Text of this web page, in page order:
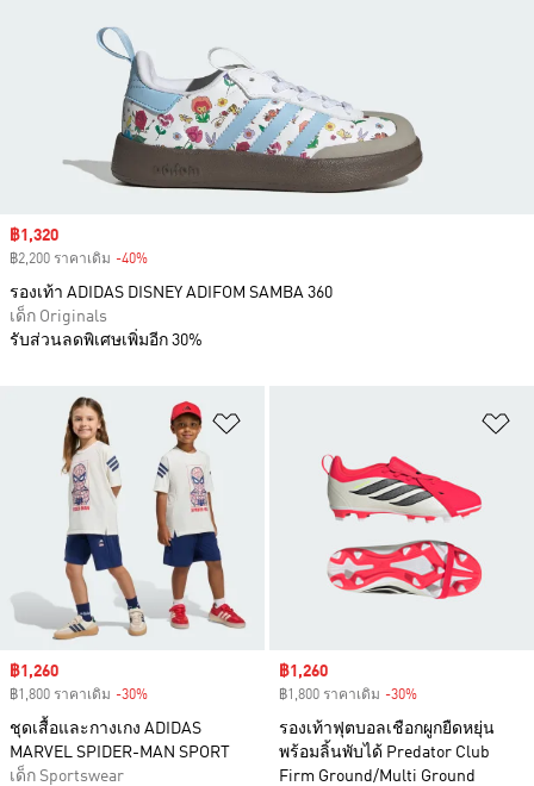
Sale price
฿1,260
฿1,800 ราคาเดิม -30%
ชุดเสื้อและกางเกง ADIDAS
MARVEL SPIDER-MAN SPORT
เด็ก Sportswear
Sale price
฿1,260
฿1,800 ราคาเดิม -30%
รองเท้าฟุตบอลเชือกผูกยืดหยุ่น
พร้อมลิ้นพับได้ Predator Club
Firm Ground/Multi Ground
Sale price
฿1,320
฿2,200 ราคาเดิม -40%
รองเท้า ADIDAS DISNEY ADIFOM SAMBA 360
เด็ก Originals
รับส่วนลดพิเศษเพิ่มอีก 30%